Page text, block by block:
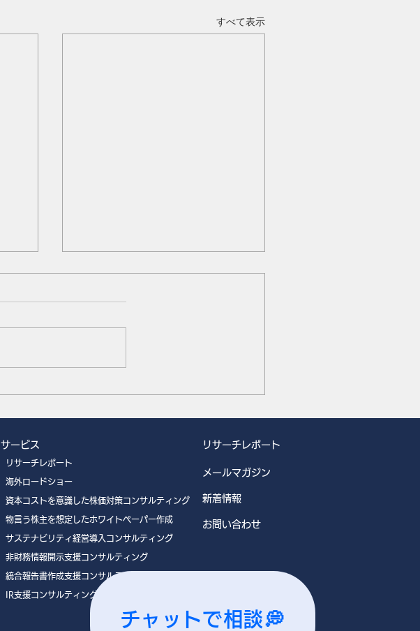
すべて表示
チャットで相談💭
サービス
リサーチレポート
海外ロードショー
資本コストを意識した株価対策コンサルティング
物言う株主を想定したホワイトペーパー作成
サステナビリティ経営導入コンサルティング
非財務情報開示支援コンサルティング
統合報告書作成支援コンサルティング
IR支援コンサルティング
リサーチレポート
メールマガジン
新着情報
お問い合わせ